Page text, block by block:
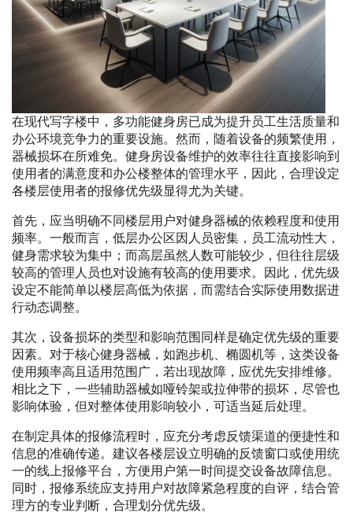
在现代写字楼中，多功能健身房已成为提升员工生活质量和
办公环境竞争力的重要设施。然而，随着设备的频繁使用，
器械损坏在所难免。健身房设备维护的效率往往直接影响到
使用者的满意度和办公楼整体的管理水平，因此，合理设定
各楼层使用者的报修优先级显得尤为关键。
首先，应当明确不同楼层用户对健身器械的依赖程度和使用
频率。一般而言，低层办公区因人员密集，员工流动性大，
健身需求较为集中；而高层虽然人数可能较少，但往往层级
较高的管理人员也对设施有较高的使用要求。因此，优先级
设定不能简单以楼层高低为依据，而需结合实际使用数据进
行动态调整。
其次，设备损坏的类型和影响范围同样是确定优先级的重要
因素。对于核心健身器械，如跑步机、椭圆机等，这类设备
使用频率高且适用范围广，若出现故障，应优先安排维修。
相比之下，一些辅助器械如哑铃架或拉伸带的损坏，尽管也
影响体验，但对整体使用影响较小，可适当延后处理。
在制定具体的报修流程时，应充分考虑反馈渠道的便捷性和
信息的准确传递。建议各楼层设立明确的反馈窗口或使用统
一的线上报修平台，方便用户第一时间提交设备故障信息。
同时，报修系统应支持用户对故障紧急程度的自评，结合管
理方的专业判断，合理划分优先级。